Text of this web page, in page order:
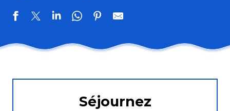
Séjournez